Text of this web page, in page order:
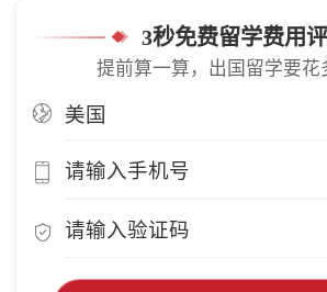
3秒免费留学费用
提前算一算，出国留学要花